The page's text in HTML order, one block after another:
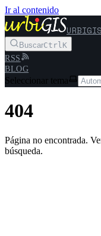
Ir al contenido
URBIGIS
BuscarCtrlK
RSS
BLOG
Seleccionar tema
404
Página no encontrada.
búsqueda.